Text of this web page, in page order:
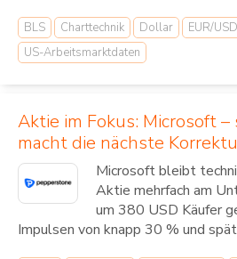
BLS Charttechnik Dollar EUR/USD
US-Arbeitsmarktdaten
Aktie im Fokus: Microsoft
macht die nächste
Microsoft bleibt
Aktie mehrfach am
um 380 USD Käufer
Impulsen von knapp 30 % und